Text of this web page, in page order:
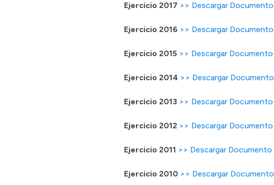
Ejercicio 2017 >> Descargar Documento
Ejercicio 2016 >> Descargar Documento
Ejercicio 2015 >> Descargar Documento
Ejercicio 2014 >> Descargar Documento
Ejercicio 2013 >> Descargar Documento
Ejercicio 2012 >> Descargar Documento
Ejercicio 2011 >> Descargar Documento
Ejercicio 2010 >> Descargar Documento